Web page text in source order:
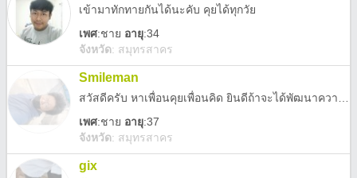
เข้ามาทักทายกันได้นะคับ คุยได้ทุกวัย
เพศ:ชาย อายุ:34
จังหวัด: สมุทรสาคร
Smileman
เพศ:ชาย อายุ:37
จังหวัด: สมุทรสาคร
gix